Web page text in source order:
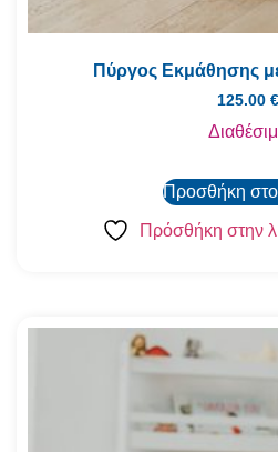
Πύργος Εκμάθησης
125.00 €
Προσθήκη στο
Πρόσθήκη στην